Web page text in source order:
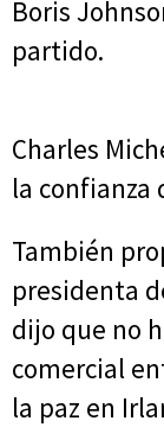
Boris
partido.
Charles
la confianza
También
presidenta
dijo que no
comercial
la paz en